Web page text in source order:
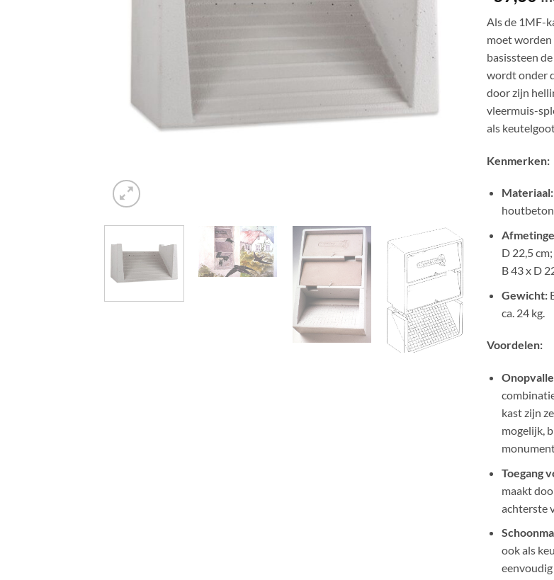
Als de 1MF-
moet
basissteen
wordt onder
door zijn
vleermuis-
als
Kenmerken:
Materiaal:
D 22,5
B 43 x D
Gewicht:
ca. 24 kg.
Voordelen:
kast zijn
mogelijk,
Toegang
maakt
achterste
ook als
eenvoudig